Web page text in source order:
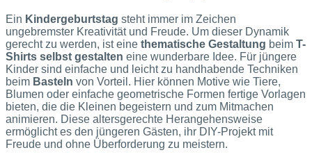
Ein Kindergeburtstag steht immer im Zeichen
ungebremster Kreativität und Freude. Um dieser Dynamik
gerecht zu werden, ist eine thematische Gestaltung beim T-
Shirts selbst gestalten eine wunderbare Idee. Für jüngere
Kinder sind einfache und leicht zu handhabende Techniken
beim Basteln von Vorteil. Hier können Motive wie Tiere,
Blumen oder einfache geometrische Formen fertige Vorlagen
bieten, die die Kleinen begeistern und zum Mitmachen
animieren. Diese altersgerechte Herangehensweise
ermöglicht es den jüngeren Gästen, ihr DIY-Projekt mit
Freude und ohne Überforderung zu meistern.